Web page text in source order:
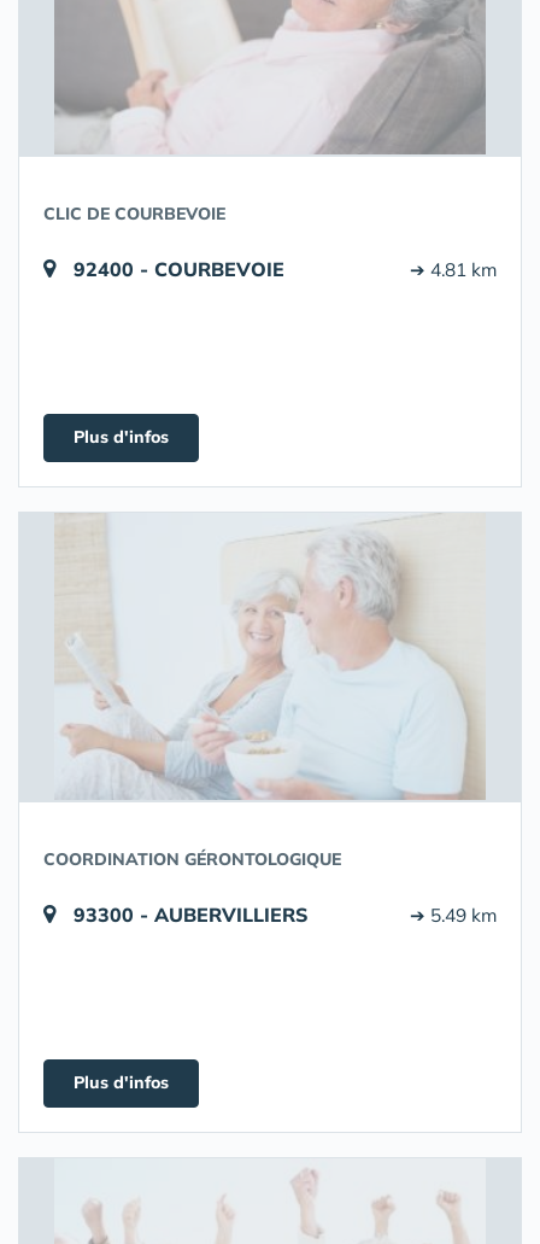
CLIC DE COURBEVOIE
92400 - COURBEVOIE ➔ 4.81 km
Plus d'infos
COORDINATION GÉRONTOLOGIQUE
93300 - AUBERVILLIERS ➔ 5.49 km
Plus d'infos